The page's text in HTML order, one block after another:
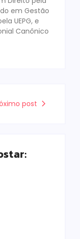
em Gestão
UEPG, e
Canônico
post